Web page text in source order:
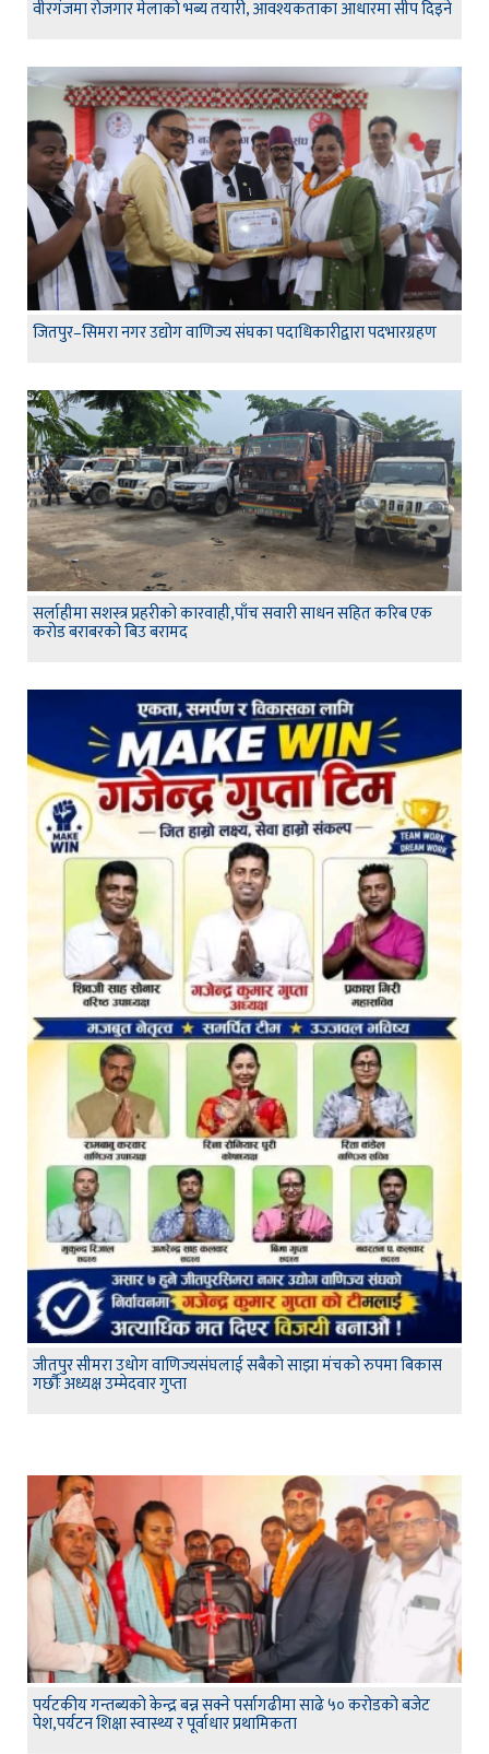
वीरगंजमा रोजगार मेलाको भब्य तयारी, आवश्यकताका आधारमा सीप दिइने
जितपुर–सिमरा नगर उद्योग वाणिज्य संघका पदाधिकारीद्वारा पदभारग्रहण
सर्लाहीमा सशस्त्र प्रहरीको कारवाही,पाँच सवारी साधन सहित करिब एक
करोड बराबरको बिउ बरामद
जीतपुर सीमरा उधोग वाणिज्यसंघलाई सबैको साझा मंचको रुपमा बिकास
गर्छौः अध्यक्ष उम्मेदवार गुप्ता
पर्यटकीय गन्तब्यको केन्द्र बन्न सक्ने पर्सागढीमा साढे ५० करोडको बजेट
पेश,पर्यटन शिक्षा स्वास्थ्य र पूर्वाधार प्रथामिकता